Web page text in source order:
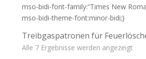
mso-bidi-font-family:“Times New
mso-bidi-theme-font:minor-bidi;}
Treibgaspatronen für
Alle 7 Ergebnisse werden angezeigt